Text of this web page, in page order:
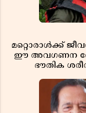
മറ്റൊരാൾക്ക്
ഈ അവഗണന
ഭൗതിക